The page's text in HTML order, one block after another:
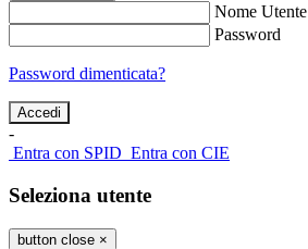
Nome Utente
Password
Password dimenticata?
-
Entra con SPID Entra con CIE
Seleziona utente
button close ×